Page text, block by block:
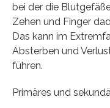
bei der die
Zehen und Finger
Das kann im
Absterben und
führen.
Primäres und